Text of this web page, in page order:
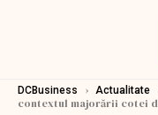
DCBusiness › Actualitate
contextul majorării cotei